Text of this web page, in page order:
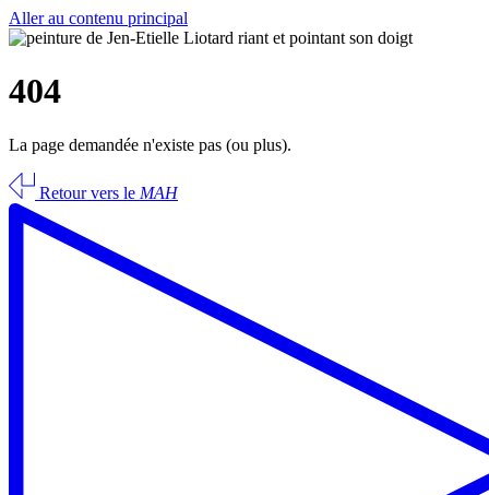
Aller au contenu principal
404
La page demandée n'existe pas (ou plus).
Retour vers le MAH